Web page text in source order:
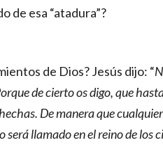
de esa “atadura”?
de Dios? Jesús dijo: “
de cierto os digo, que
De manera que
será llamado en el reino de